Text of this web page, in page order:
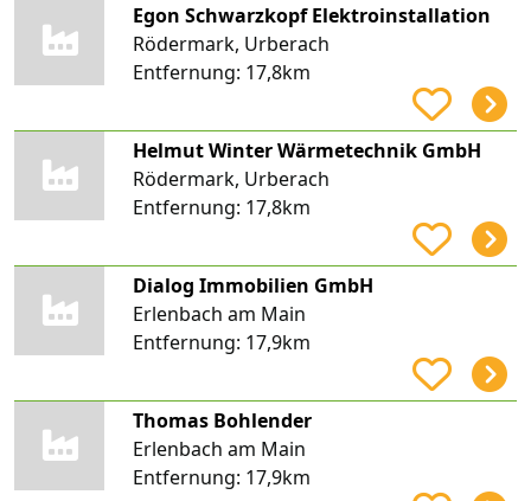
Egon Schwarzkopf Elektroinstallation
Rödermark, Urberach
Entfernung: 17,8km
Helmut Winter Wärmetechnik GmbH
Rödermark, Urberach
Entfernung: 17,8km
Dialog Immobilien GmbH
Erlenbach am Main
Entfernung: 17,9km
Thomas Bohlender
Erlenbach am Main
Entfernung: 17,9km